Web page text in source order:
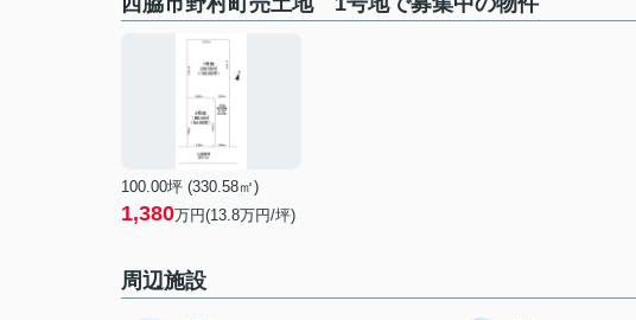
100.00坪 (330.58㎡)
1,380万円(13.8万円/坪)
周辺施設